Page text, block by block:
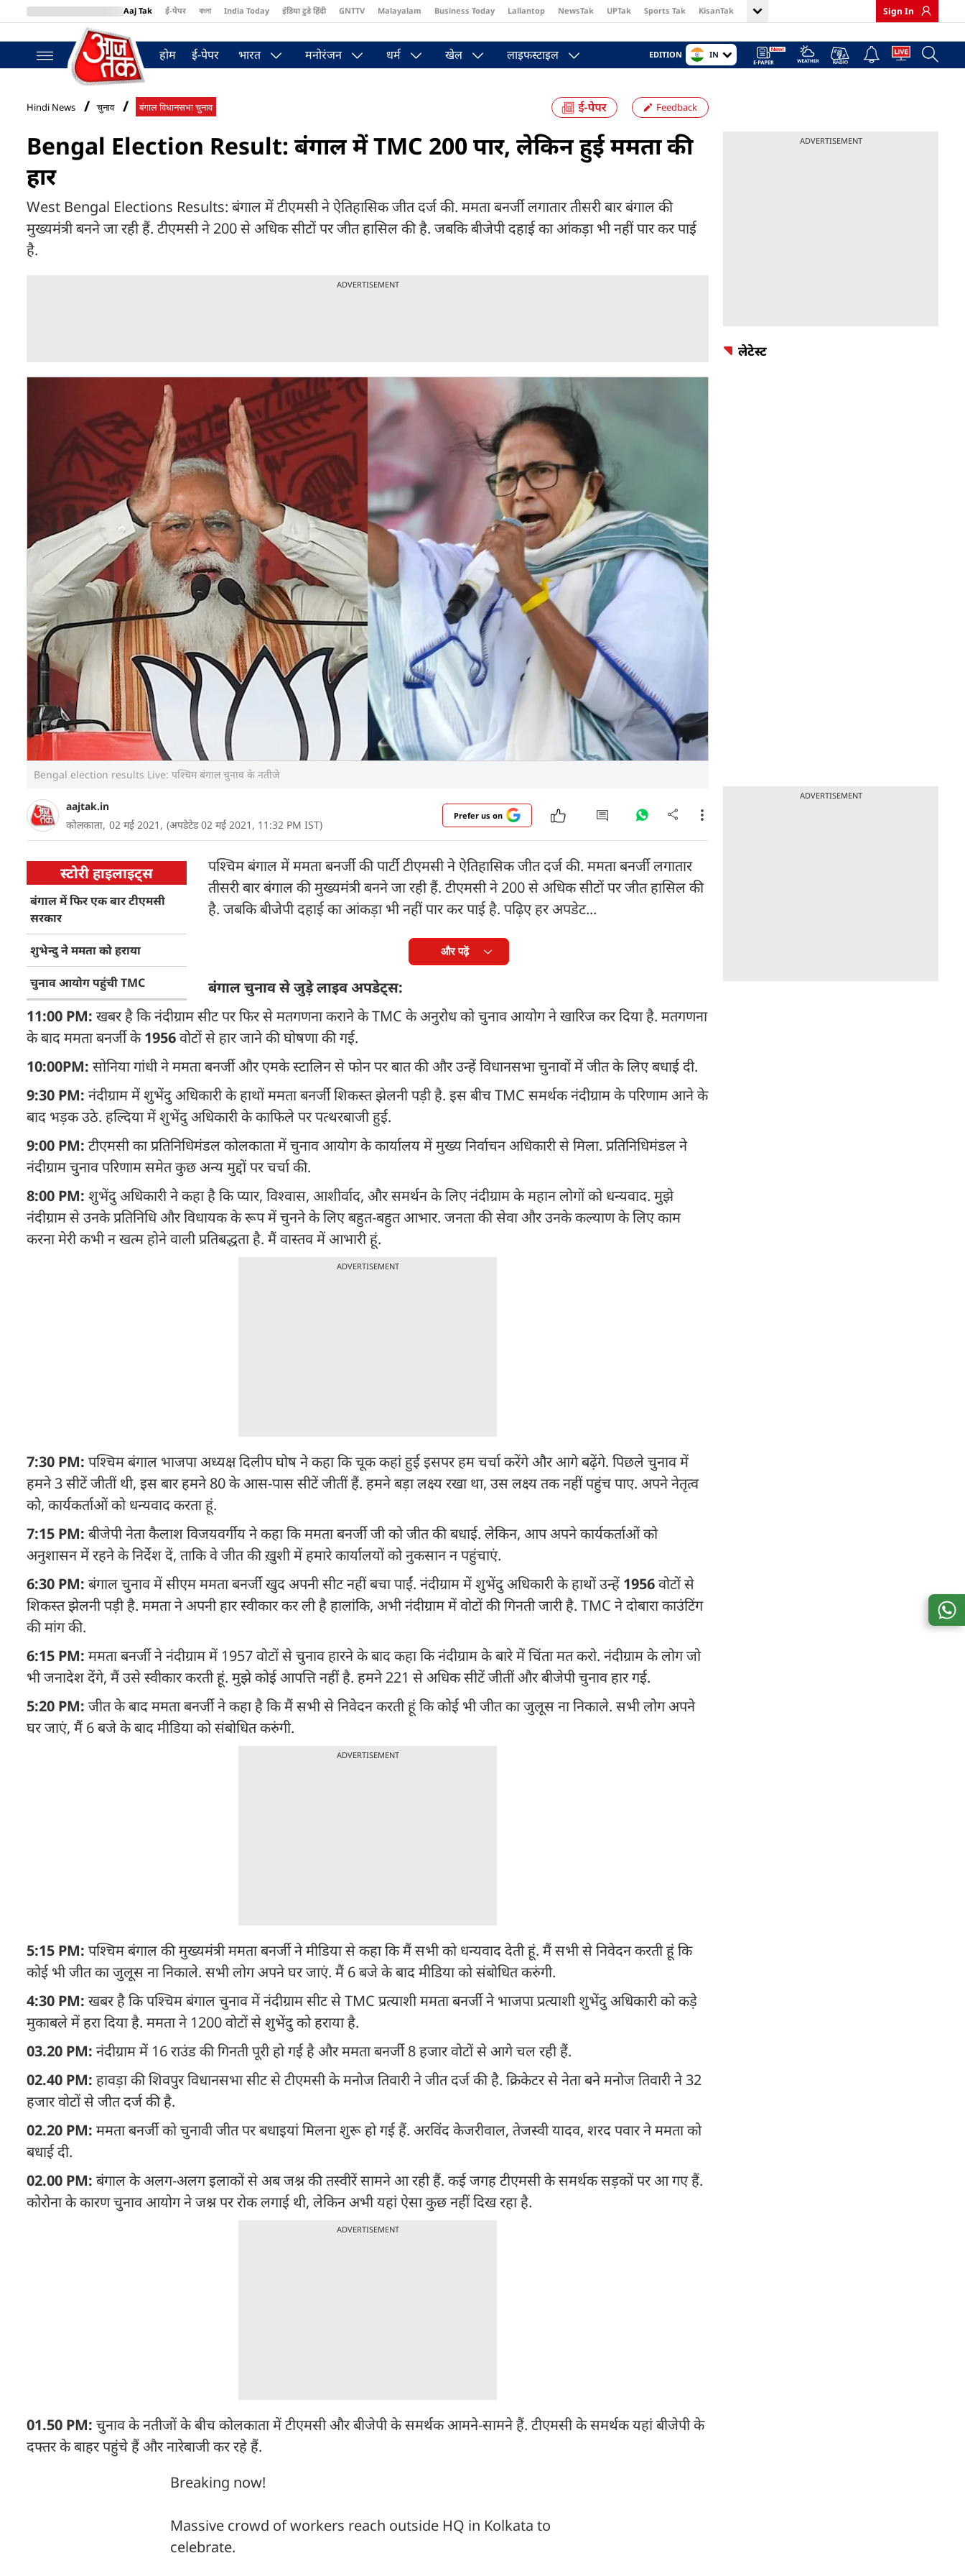
Aaj Tak ई-पेपर বাংলা India Today इंडिया टुडे हिंदी GNTTV Malayalam Business Today Lallantop NewsTak UPTak Sports Tak KisanTak
BT Bazaar
Sign In
होम ई-पेपर भारत मनोरंजन धर्म खेल लाइफस्टाइल EDITION IN
Hindi News चुनाव बंगाल विधानसभा चुनाव Feedback
Bengal Election Result: बंगाल में TMC 200 पार, लेकिन हुई ममता की
हार
West Bengal Elections Results: बंगाल में टीएमसी ने ऐतिहासिक जीत दर्ज की. ममता बनर्जी लगातार तीसरी बार बंगाल की
मुख्यमंत्री बनने जा रही हैं. टीएमसी ने 200 से अधिक सीटों पर जीत हासिल की है. जबकि बीजेपी दहाई का आंकड़ा भी नहीं पार कर पाई
है.
ADVERTISEMENT
Bengal election results Live: पश्चिम बंगाल चुनाव के नतीजे
aajtak.in
कोलकाता, 02 मई 2021, (अपडेटेड 02 मई 2021, 11:32 PM IST)
Prefer us on
स्टोरी हाइलाइट्स
बंगाल में फिर एक बार टीएमसी
सरकार
शुभेन्दु ने ममता को हराया
चुनाव आयोग पहुंची TMC
पश्चिम बंगाल में ममता बनर्जी की पार्टी टीएमसी ने ऐतिहासिक जीत दर्ज की. ममता बनर्जी लगातार
तीसरी बार बंगाल की मुख्यमंत्री बनने जा रही हैं. टीएमसी ने 200 से अधिक सीटों पर जीत हासिल की
है. जबकि बीजेपी दहाई का आंकड़ा भी नहीं पार कर पाई है. पढ़िए हर अपडेट...
और पढ़ें
बंगाल चुनाव से जुड़े लाइव अपडेट्स:
11:00 PM: खबर है कि नंदीग्राम सीट पर फिर से मतगणना कराने के TMC के अनुरोध को चुनाव आयोग ने खारिज कर दिया है. मतगणना
के बाद ममता बनर्जी के1956वोटों से हार जाने की घोषणा की गई.
10:00PM: सोनिया गांधी ने ममता बनर्जी और एमके स्टालिन से फोन पर बात की और उन्हें विधानसभा चुनावों में जीत के लिए बधाई दी.
9:30 PM: नंदीग्राम में शुभेंदु अधिकारी के हाथों ममता बनर्जी शिकस्त झेलनी पड़ी है. इस बीच TMC समर्थक नंदीग्राम के परिणाम आने के
बाद भड़क उठे. हल्दिया में शुभेंदु अधिकारी के काफिले पर पत्थरबाजी हुई.
9:00 PM: टीएमसी का प्रतिनिधिमंडल कोलकाता में चुनाव आयोग के कार्यालय में मुख्य निर्वाचन अधिकारी से मिला. प्रतिनिधिमंडल ने
नंदीग्राम चुनाव परिणाम समेत कुछ अन्य मुद्दों पर चर्चा की.
8:00 PM: शुभेंदु अधिकारी ने कहा है कि प्यार, विश्वास, आशीर्वाद, और समर्थन के लिए नंदीग्राम के महान लोगों को धन्यवाद. मुझे
नंदीग्राम से उनके प्रतिनिधि और विधायक के रूप में चुनने के लिए बहुत-बहुत आभार. जनता की सेवा और उनके कल्याण के लिए काम
करना मेरी कभी न खत्म होने वाली प्रतिबद्धता है. मैं वास्तव में आभारी हूं.
ADVERTISEMENT
7:30 PM: पश्चिम बंगाल भाजपा अध्यक्ष दिलीप घोष ने कहा कि चूक कहां हुई इसपर हम चर्चा करेंगे और आगे बढ़ेंगे. पिछले चुनाव में
हमने 3 सीटें जीतीं थी, इस बार हमने 80 के आस-पास सीटें जीतीं हैं. हमने बड़ा लक्ष्य रखा था, उस लक्ष्य तक नहीं पहुंच पाए. अपने नेतृत्व
को, कार्यकर्ताओं को धन्यवाद करता हूं.
7:15 PM: बीजेपी नेता कैलाश विजयवर्गीय ने कहा कि ममता बनर्जी जी को जीत की बधाई. लेकिन, आप अपने कार्यकर्ताओं को
अनुशासन में रहने के निर्देश दें, ताकि वे जीत की ख़ुशी में हमारे कार्यालयों को नुकसान न पहुंचाएं.
6:30 PM: बंगाल चुनाव में सीएम ममता बनर्जी खुद अपनी सीट नहीं बचा पाईं. नंदीग्राम में शुभेंदु अधिकारी के हाथों उन्हें 1956वोटों से
शिकस्त झेलनी पड़ी है. ममता ने अपनी हार स्वीकार कर ली है हालांकि, अभी नंदीग्राम में वोटों की गिनती जारी है. TMC ने दोबारा काउंटिंग
की मांग की.
6:15 PM: ममता बनर्जी ने नंदीग्राम में 1957 वोटों से चुनाव हारने के बाद कहा कि नंदीग्राम के बारे में चिंता मत करो. नंदीग्राम के लोग जो
भी जनादेश देंगे, मैं उसे स्वीकार करती हूं. मुझे कोई आपत्ति नहीं है. हमने 221 से अधिक सीटें जीतीं और बीजेपी चुनाव हार गई.
5:20 PM: जीत के बाद ममता बनर्जी ने कहा है कि मैं सभी से निवेदन करती हूं कि कोई भी जीत का जुलूस ना निकाले. सभी लोग अपने
घर जाएं, मैं 6 बजे के बाद मीडिया को संबोधित करुंगी.
ADVERTISEMENT
5:15 PM: पश्चिम बंगाल की मुख्यमंत्री ममता बनर्जी ने मीडिया से कहा कि मैं सभी को धन्यवाद देती हूं. मैं सभी से निवेदन करती हूं कि
कोई भी जीत का जुलूस ना निकाले. सभी लोग अपने घर जाएं. मैं 6 बजे के बाद मीडिया को संबोधित करुंगी.
4:30 PM: खबर है किपश्चिम बंगाल चुनाव में नंदीग्राम सीट से TMC प्रत्याशी ममता बनर्जी ने भाजपा प्रत्याशी शुभेंदु अधिकारी को कड़े
मुकाबले में हरा दिया है. ममता ने 1200 वोटों से शुभेंदु को हराया है.
03.20 PM: नंदीग्राम में 16 राउंड की गिनती पूरी हो गई है और ममता बनर्जी 8 हजार वोटों से आगे चल रही हैं.
02.40 PM: हावड़ा की शिवपुर विधानसभा सीट से टीएमसी के मनोज तिवारी ने जीत दर्ज की है. क्रिकेटर से नेता बने मनोज तिवारी ने 32
हजार वोटों से जीत दर्ज की है.
02.20 PM: ममता बनर्जी को चुनावी जीत पर बधाइयां मिलना शुरू हो गई हैं. अरविंद केजरीवाल, तेजस्वी यादव, शरद पवार ने ममता को
बधाई दी.
02.00 PM: बंगाल के अलग-अलग इलाकों से अब जश्न की तस्वीरें सामने आ रही हैं. कई जगह टीएमसी के समर्थक सड़कों पर आ गए हैं.
कोरोना के कारण चुनाव आयोग ने जश्न पर रोक लगाई थी, लेकिन अभी यहां ऐसा कुछ नहीं दिख रहा है.
ADVERTISEMENT
01.50 PM: चुनाव के नतीजों के बीच कोलकाता में टीएमसी और बीजेपी के समर्थक आमने-सामने हैं. टीएमसी के समर्थक यहां बीजेपी के
दफ्तर के बाहर पहुंचे हैं और नारेबाजी कर रहे हैं.
Breaking now!
Massive crowd of workers reach outside HQ in Kolkata to
celebrate.
ADVERTISEMENT
लेटेस्ट
ADVERTISEMENT